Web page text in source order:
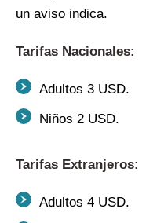
un aviso indica.
Tarifas Nacionales:
Adultos 3 USD.
Niños 2 USD.
Tarifas Extranjeros:
Adultos 4 USD.